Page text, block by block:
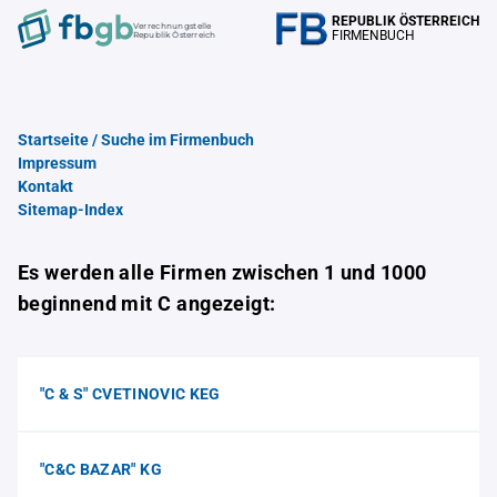
Verrechnungstelle
Republik Österreich
REPUBLIK ÖSTERREICH
FIRMENBUCH
Startseite / Suche im Firmenbuch
Impressum
Kontakt
Sitemap-Index
Es werden alle Firmen zwischen 1 und 1000
beginnend mit C angezeigt:
"C & S" CVETINOVIC KEG
"C&C BAZAR" KG